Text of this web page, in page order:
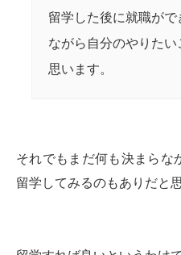
留学した後に就職が
ながら自分のやりた
思います。
それでもまだ何も決まらな
留学してみるのもありだと